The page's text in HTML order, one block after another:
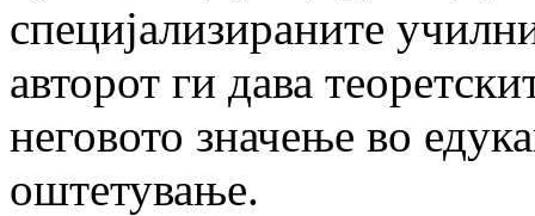
специјализираните
авторот ги дава
неговото значење во
оштетување.